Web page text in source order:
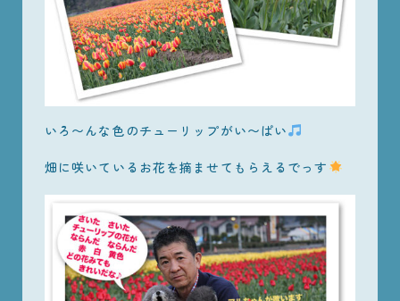
いろ〜んな色のチューリップがい〜ぱい
畑に咲いているお花を摘ませてもらえるでっす